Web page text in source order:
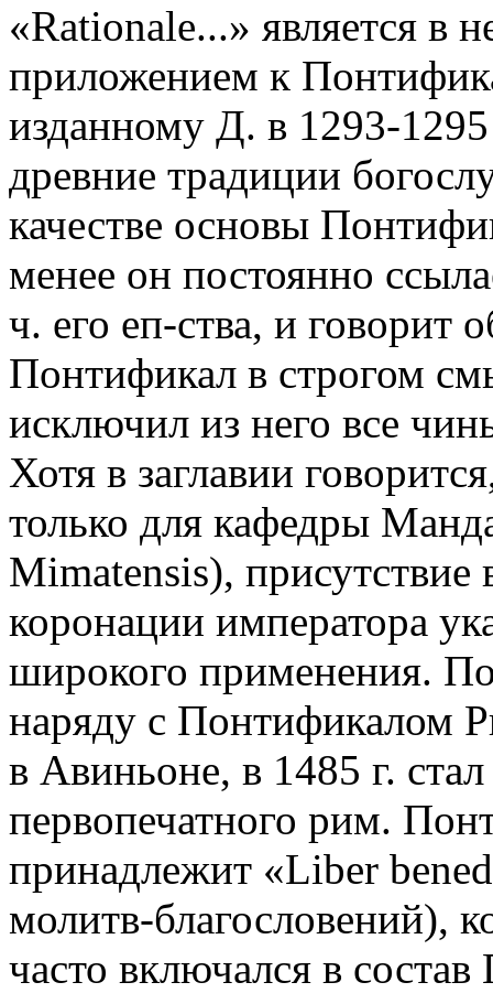
«Rationale...» является в
приложением к
изданному Д. в 1293-1295
древние традиции
качестве основы
менее он постоянно
ч. его еп-ства, и говорит
Понтификал в строгом
исключил из него все
Хотя в заглавии
только для кафедры
Mimatensis),
коронации императора
широкого применения.
наряду с Понтификалом
в Авиньоне, в 1485 г.
первопечатного рим.
принадлежит «Liber
молитв-благословений),
часто включался в